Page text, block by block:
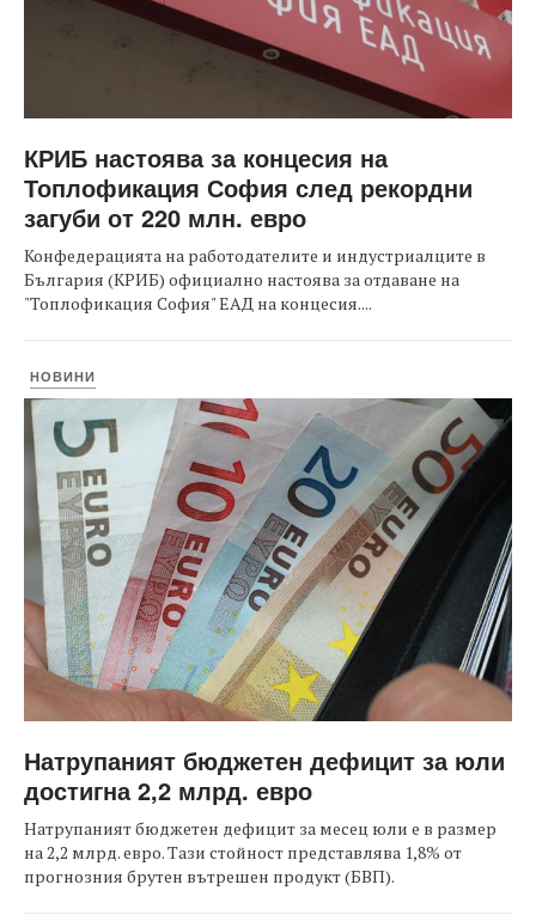
КРИБ настоява за концесия на
Топлофикация София след рекордни
загуби от 220 млн. евро
Конфедерацията на работодателите и индустриалците в
България (КРИБ) официално настоява за отдаване на
"Топлофикация София" ЕАД на концесия....
НОВИНИ
Натрупаният бюджетен дефицит за юли
достигна 2,2 млрд. евро
Натрупаният бюджетен дефицит за месец юли е в размер
на 2,2 млрд. евро. Тази стойност представлява 1,8% от
прогнозния брутен вътрешен продукт (БВП).